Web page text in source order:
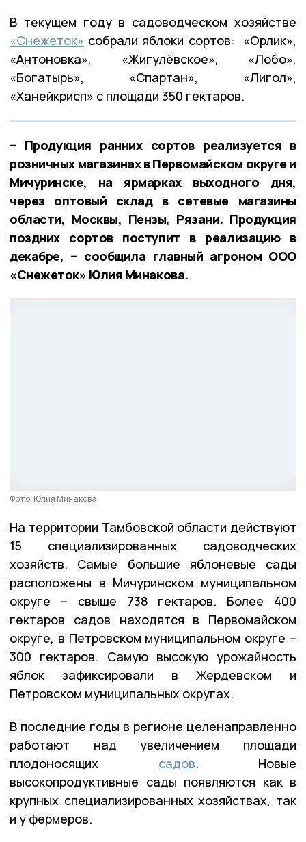
В текущем году в садоводческом хозяйстве
«Снежеток» собрали яблоки сортов: «Орлик»,
«Антоновка», «Жигулёвское», «Лобо»,
«Богатырь», «Спартан», «Лигол»,
«Ханейкрисп» с площади 350 гектаров.
– Продукция ранних сортов реализуется в
розничных магазинах в Первомайском округе и
Мичуринске, на ярмарках выходного дня,
через оптовый склад в сетевые магазины
области, Москвы, Пензы, Рязани. Продукция
поздних сортов поступит в реализацию в
декабре, – сообщила главный агроном ООО
«Снежеток» Юлия Минакова.
Фото: Юлия Минакова
На территории Тамбовской области действуют
15 специализированных садоводческих
хозяйств. Самые большие яблоневые сады
расположены в Мичуринском муниципальном
округе – свыше 738 гектаров. Более 400
гектаров садов находятся в Первомайском
округе, в Петровском муниципальном округе –
300 гектаров. Самую высокую урожайность
яблок зафиксировали в Жердевском и
Петровском муниципальных округах.
В последние годы в регионе целенаправленно
работают над увеличением площади
плодоносящих садов. Новые
высокопродуктивные сады появляются как в
крупных специализированных хозяйствах, так
и у фермеров.